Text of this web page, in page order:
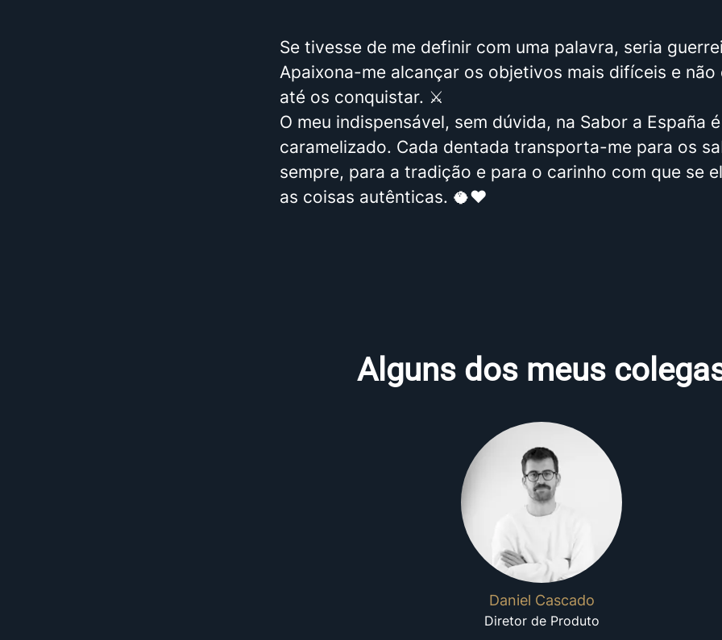
Se tivesse de me definir com uma palavra, seria
Apaixona-me alcançar os objetivos mais difíceis e não
até os conquistar. ⚔️
O meu indispensável, sem dúvida, na Sabor a España
caramelizado. Cada dentada transporta-me para os
sempre, para a tradição e para o carinho com que se
as coisas autênticas. 🥥❤️
Alguns dos meus
Daniel Cascado
Diretor de Produto